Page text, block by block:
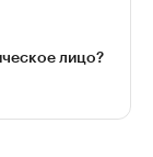
лицо?